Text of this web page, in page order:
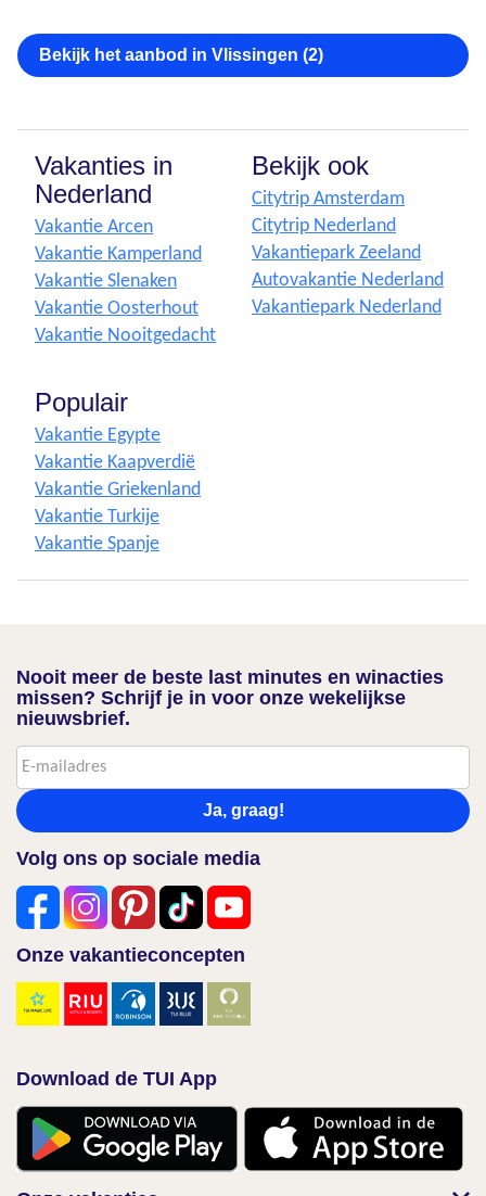
Bekijk het aanbod in Vlissingen (2)
Vakanties in
Nederland
Vakantie Arcen
Vakantie Kamperland
Vakantie Slenaken
Vakantie Oosterhout
Vakantie Nooitgedacht
Bekijk ook
Citytrip Amsterdam
Citytrip Nederland
Vakantiepark Zeeland
Autovakantie Nederland
Vakantiepark Nederland
Populair
Vakantie Egypte
Vakantie Kaapverdië
Vakantie Griekenland
Vakantie Turkije
Vakantie Spanje
Nooit meer de beste last minutes en winacties
missen? Schrijf je in voor onze wekelijkse
nieuwsbrief.
Ja, graag!
Volg ons op sociale media
Onze vakantieconcepten
Download de TUI App